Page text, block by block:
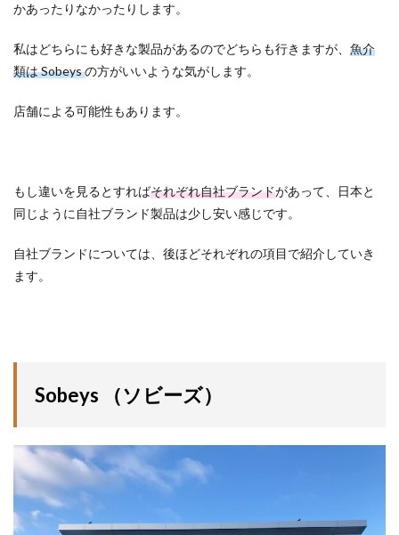
かあったりなかったりします。
私はどちらにも好きな製品があるのでどちらも行きますが、 魚介
類は Sobeysの方がいいような気がします。
店舗による可能性もあります。
もし違いを見るとすればそれぞれ自社ブランドがあって、日本と
同じように自社ブランド製品は少し安い感じです。
自社ブランドについては、後ほどそれぞれの項目で紹介していき
ます。
Sobeys （ソビーズ）